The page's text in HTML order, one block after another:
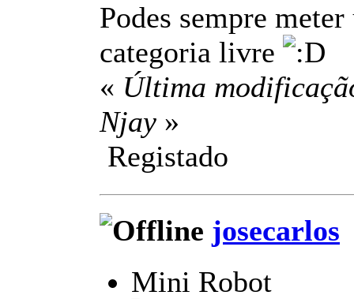
Podes sempre
categoria livre
« Última
Njay »
Registado
josecarlos
Mini Robot